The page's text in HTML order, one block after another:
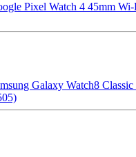
Pixel Watch 4 45mm
Galaxy Watch8